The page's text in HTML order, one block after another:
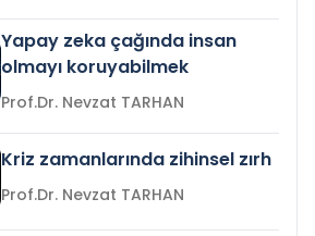
Yapay zeka çağında insan
olmayı koruyabilmek
Prof.Dr. Nevzat TARHAN
Kriz zamanlarında zihinsel zırh
Prof.Dr. Nevzat TARHAN